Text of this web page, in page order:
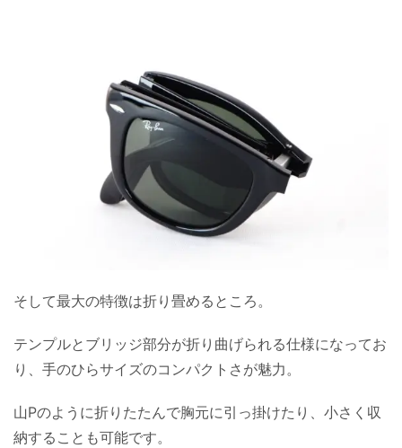
そして最大の特徴は折り畳めるところ。
テンプルとブリッジ部分が折り曲げられる仕様になってお
り、手のひらサイズのコンパクトさが魅力。
山Pのように折りたたんで胸元に引っ掛けたり、小さく収
納することも可能です。